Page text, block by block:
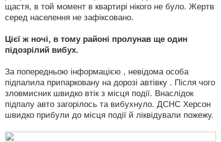
щастя, в той момент в квартирі нікого не було. Жертв
серед населення не зафіксовано.
Цієї ж ночі, в тому районі пролунав ще один
підозрілий вибух.
За попередньою інформацією , невідома особа
підпалила припарковану на дорозі автівку . Після чого
зловмисник швидко втік з місця події. Внаслідок
підпалу авто загорілось та вибухнуло. ДСНС Херсон
швидко прибули до місця події й ліквідували пожежу.